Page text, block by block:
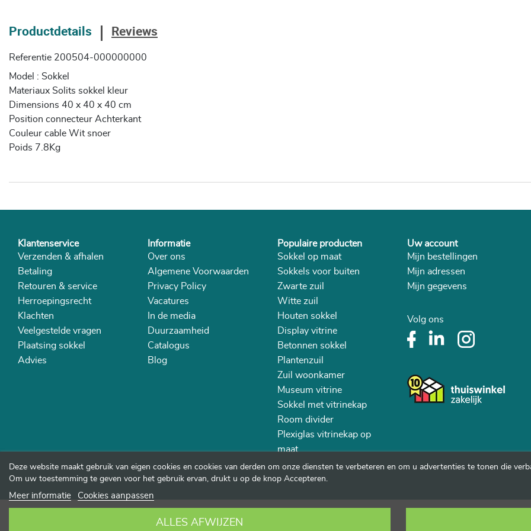
Productdetails Reviews
Referentie 200504-000000000
Model : Sokkel
Materiaux Solits sokkel kleur
Dimensions 40 x 40 x 40 cm
Position connecteur Achterkant
Couleur cable Wit snoer
Poids 7.8Kg
Klantenservice
Verzenden & afhalen
Betaling
Retouren & service
Herroepingsrecht
Klachten
Veelgestelde vragen
Plaatsing sokkel
Advies
Informatie
Over ons
Algemene Voorwaarden
Privacy Policy
Vacatures
In de media
Duurzaamheid
Catalogus
Blog
Populaire producten
Sokkel op maat
Sokkels voor buiten
Zwarte zuil
Witte zuil
Houten sokkel
Display vitrine
Betonnen sokkel
Plantenzuil
Zuil woonkamer
Museum vitrine
Sokkel met vitrinekap
Room divider
Plexiglas vitrinekap op
maat
Uw account
Mijn bestellingen
Mijn adressen
Mijn gegevens
Volg ons
Deze website maakt gebruik van eigen cookies en cookies van derden om onze diensten te verbeteren en om u advertenties te tonen die
Om uw toestemming te geven voor het gebruik ervan, drukt u op de knop Accepteren.
Meer informatie Cookies aanpassen
ALLES AFWIJZEN